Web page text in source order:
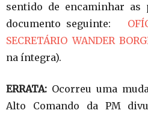
sentido de encaminhar as
documento seguinte:
SECRETÁRIO WANDER
na íntegra).
ERRATA: Ocorreu uma
Alto Comando da PM